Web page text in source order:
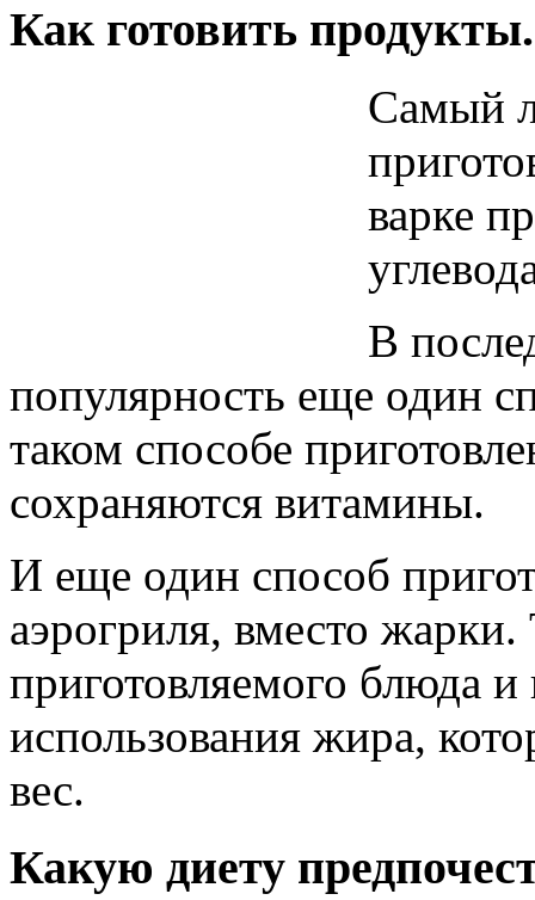
Как готовить продукты.
Самый
варке
В
популярность еще один
таком способе
сохраняются витамины.
И еще один способ
аэрогриля, вместо жарки.
приготовляемого блюда
использования жира,
вес.
Какую диету